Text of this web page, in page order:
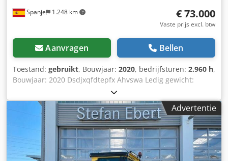
Spanje 1.248 km € 73.000
Vaste prijs excl. btw
Aanvragen Bellen
Toestand: gebruikt, Bouwjaar: 2020, bedrijfsturen: 2.960 h,
Bouwjaar: 2020 Dsdjxqfdtepfx Ahvswa Ledig gewicht:
16.000 kg Afmetingen (LxBxH): 622 x 230 x 299 cm Motor
type: Deutz DEUTZ TCD4.1 L-4
Advertentie